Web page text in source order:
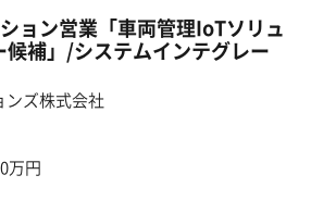
ョン営業「車両管理IoTソリュ
補」/システムインテグレー
ンズ株式会社
万円